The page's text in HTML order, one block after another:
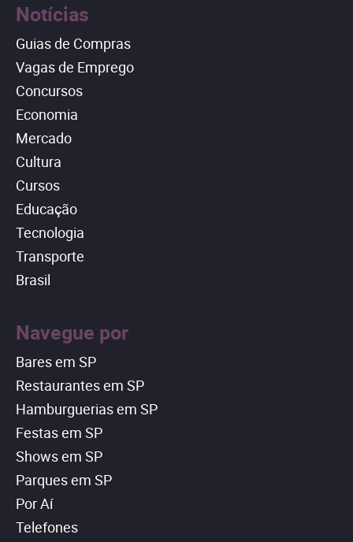
Notícias
Guias de Compras
Vagas de Emprego
Concursos
Economia
Mercado
Cultura
Cursos
Educação
Tecnologia
Transporte
Brasil
Navegue por
Bares em SP
Restaurantes em SP
Hamburguerias em SP
Festas em SP
Shows em SP
Parques em SP
Por Aí
Telefones